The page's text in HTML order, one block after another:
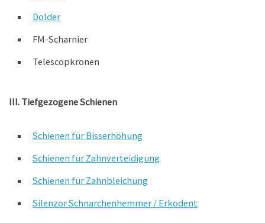
Dolder
FM-Scharnier
Telescopkronen
III. Tiefgezogene Schienen
Schienen für Bisserhöhung
Schienen für Zahnverteidigung
Schienen für Zahnbleichung
Silenzor Schnarchenhemmer / Erkodent